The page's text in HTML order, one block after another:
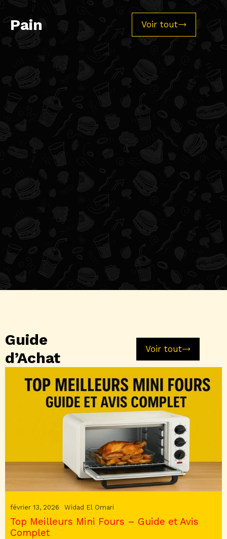
Pain Voir tout
Guide
d’Achat
Voir tout
février 13, 2026 Widad El Omari
Top Meilleurs Mini Fours – Guide et Avis
Complet